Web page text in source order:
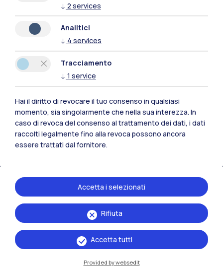
Polimi Community
Tutti i siti dell’ecosistema
Residenze Frontiere
↓ 2 services
Analitici
↓ 4 services
Tracciamento
↓ 1 service
Hai il diritto di revocare il tuo consenso in qualsiasi
momento, sia singolarmente che nella sua interezza. In
caso di revoca del consenso al trattamento dei dati, i dati
raccolti legalmente fino alla revoca possono ancora
essere trattati dal fornitore.
Rifiuta
Accetta i selezionati
Accetta tutti
Provided by websedit